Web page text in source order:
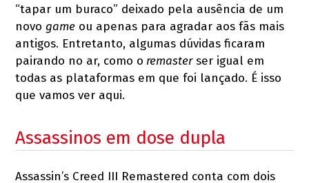
“tapar um buraco” deixado pela ausência de um
novogame ou apenas para agradar aos fãs mais
antigos. Entretanto, algumas dúvidas ficaram
pairando no ar, como o remasterser igual em
todas as plataformas em que foi lançado. É isso
que vamos ver aqui.
Assassinos em dose dupla
Assassin’s Creed III Remastered conta com dois